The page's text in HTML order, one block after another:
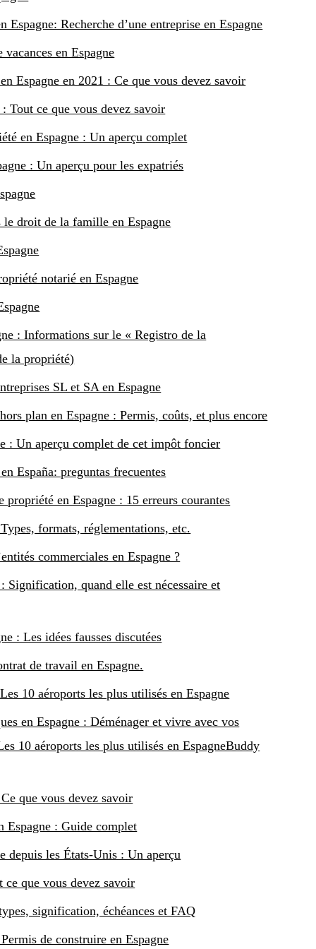
Espagne: Recherche d’une entreprise en Espagne
en Espagne
Espagne en 2021 : Ce que vous devez savoir
Tout ce que vous devez savoir
en Espagne : Un aperçu complet
: Un aperçu pour les expatriés
le droit de la famille en Espagne
notarié en Espagne
: Informations sur le « Registro de la
la propriété)
SL et SA en Espagne
plan en Espagne : Permis, coûts, et plus encore
: Un aperçu complet de cet impôt foncier
España: preguntas frecuentes
propriété en Espagne : 15 erreurs courantes
formats, réglementations, etc.
commerciales en Espagne ?
Signification, quand elle est nécessaire et
: Les idées fausses discutées
de travail en Espagne.
10 aéroports les plus utilisés en Espagne
en Espagne : Déménager et vivre avec vos
10 aéroports les plus utilisés en EspagneBuddy
que vous devez savoir
Espagne : Guide complet
depuis les États-Unis : Un aperçu
ce que vous devez savoir
signification, échéances et FAQ
de construire en Espagne